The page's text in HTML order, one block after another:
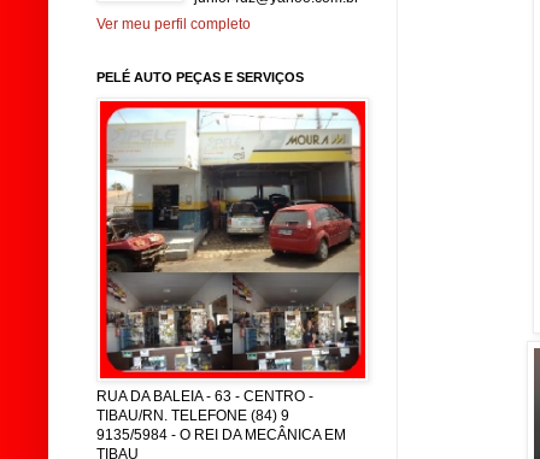
Ver meu perfil completo
PELÉ AUTO PEÇAS E SERVIÇOS
RUA DA BALEIA - 63 - CENTRO -
TIBAU/RN. TELEFONE (84) 9
9135/5984 - O REI DA MECÂNICA EM
TIBAU